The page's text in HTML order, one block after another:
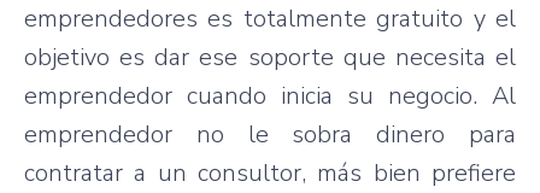
emprendedores es totalmente gratuito y el
objetivo es dar ese soporte que necesita el
emprendedor cuando inicia su negocio. Al
emprendedor no le sobra dinero
para
contratar a un consultor, más bien prefiere